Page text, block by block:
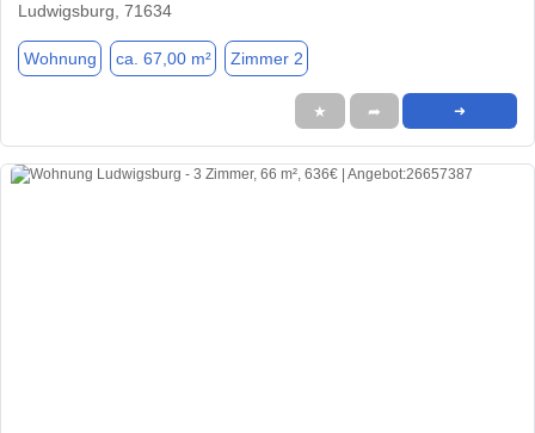
Ludwigsburg, 71634
Wohnung ca. 67,00 m² Zimmer 2
★ ➦ ➜